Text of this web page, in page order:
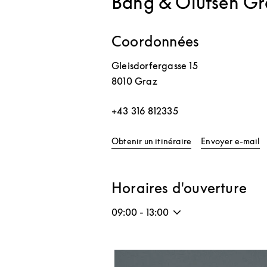
Coordonnées
Gleisdorfergasse 15
8010 Graz
+43 316 812335
Obtenir un itinéraire Link Opens in New
Envoyer e-mail
Horaires d'ouverture
09:00 - 13:00